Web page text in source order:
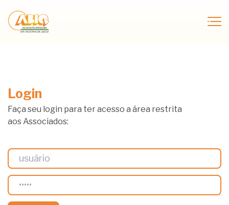
Login
Faça seu login para ter acesso a área restrita
aos Associados: